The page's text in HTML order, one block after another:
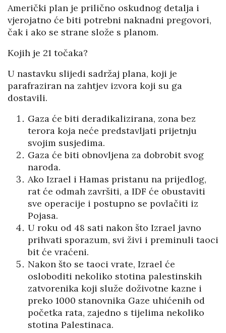
Američki plan je prilično oskudnog detalja i
vjerojatno će biti potrebni naknadni pregovori,
čak i ako se strane slože s planom.
Kojih je 21 točaka?
U nastavku slijedi sadržaj plana, koji je
parafraziran na zahtjev izvora koji su ga
dostavili.
Gaza će biti deradikalizirana, zona bez
terora koja neće predstavljati prijetnju
svojim susjedima.
Gaza će biti obnovljena za dobrobit svog
naroda.
Ako Izrael i Hamas pristanu na prijedlog,
rat će odmah završiti, a IDF će obustaviti
sve operacije i postupno se povlačiti iz
Pojasa.
U roku od 48 sati nakon što Izrael javno
prihvati sporazum, svi živi i preminuli taoci
bit će vraćeni.
Nakon što se taoci vrate, Izrael će
osloboditi nekoliko stotina palestinskih
zatvorenika koji služe doživotne kazne i
preko 1000 stanovnika Gaze uhićenih od
početka rata, zajedno s tijelima nekoliko
stotina Palestinaca.